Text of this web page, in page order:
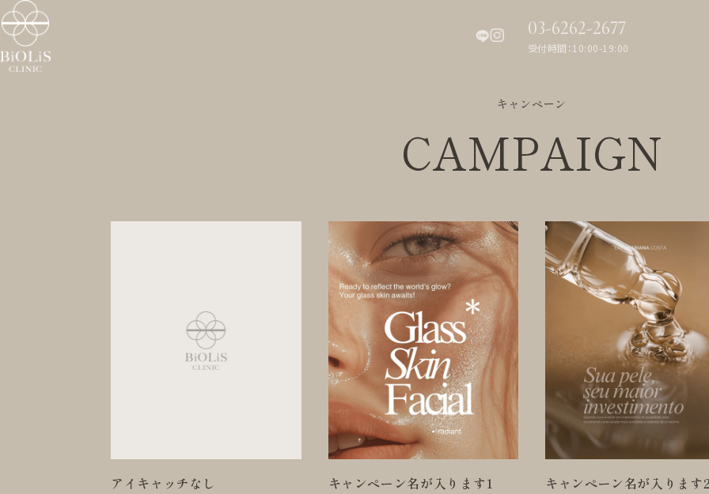
03-6262-2677
受付時間：10:00-19:00
キャンペーン
CAMPAIGN
キャンペーン名が入ります1 キャンペーン名が入ります2 キャンペーン名が入ります